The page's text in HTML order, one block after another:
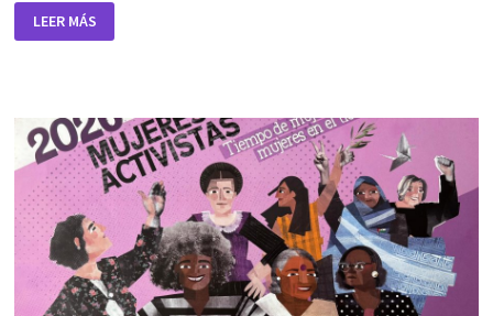
PRESENTACIÓN
DEL
CALENDARIO
EL
TIEMPO”
DE
2026,
EL
14
DE
ENERO
DE
2026
CÓRDOBA
LEER MÁS